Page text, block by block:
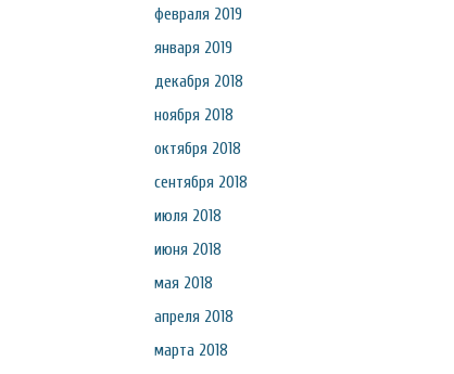
февраля 2019
января 2019
декабря 2018
ноября 2018
октября 2018
сентября 2018
июля 2018
июня 2018
мая 2018
апреля 2018
марта 2018